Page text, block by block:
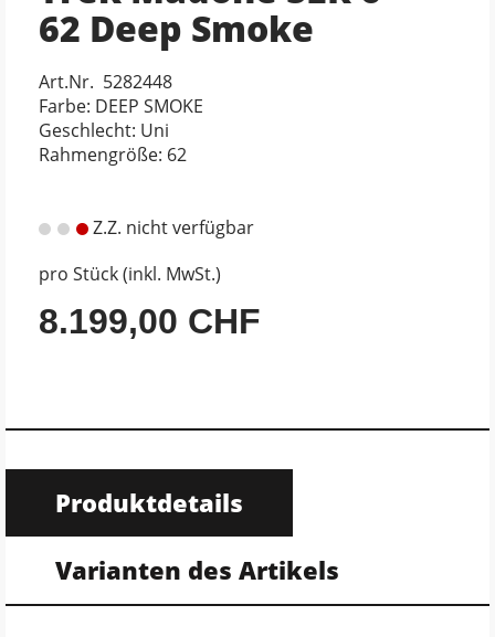
62 Deep Smoke
Art.Nr. 5282448
Farbe: DEEP SMOKE
Geschlecht: Uni
Rahmengröße: 62
Z.Z. nicht verfügbar
pro Stück (inkl. MwSt.)
8.199,00 CHF
Produktdetails
Varianten des Artikels